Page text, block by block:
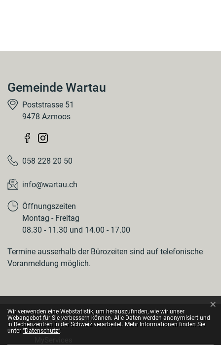
Gemeinde Wartau
Poststrasse 51
9478 Azmoos
058 228 20 50
info@wartau.ch
Öffnungszeiten
Montag - Freitag
08.30 - 11.30 und 14.00 - 17.00
Termine ausserhalb der Bürozeiten sind auf telefonische
Voranmeldung möglich.
© 2026 Gemeinde Wartau
Toolbar
Webstatistik
Wir verwenden eine Webstatistik, um herauszufinden, wie wir unser
Webangebot für Sie verbessern können. Alle Daten werden anonymisiert und
in Rechenzentren in der Schweiz verarbeitet. Mehr Informationen finden Sie
unter“Datenschutz“.
×